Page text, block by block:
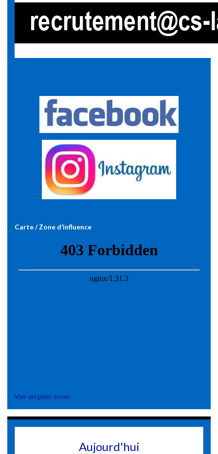
Carte / Zone d’influence
Voir en plein écran
Aujourd'hui